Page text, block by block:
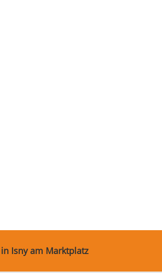
Isny am Marktplatz